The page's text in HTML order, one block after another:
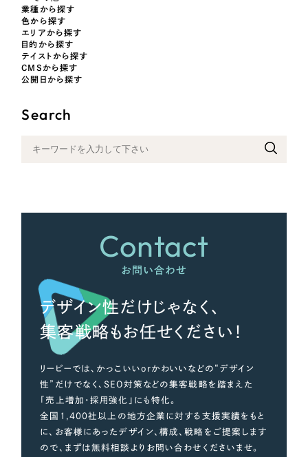
さらに条件を追加する
業種から探す
色から探す
エリアから探す
目的から探す
テイストから探す
CMSから探す
公開日から探す
Search
Contact
お問い合わせ
デザイン性だけじゃなく、
集客戦略もお任せください！
リーピーでは、かっこいいorかわいいなどの“デザイン
性”だけでなく、SEO対策などの集客戦略を踏まえた
「売上増加・採用強化」にも特化。
全国1,400社以上の地方企業に対する支援実績をもと
に、お客様にあったデザイン、構成、戦略をご提案します
ので、まずは無料相談よりお問い合わせくださいませ。